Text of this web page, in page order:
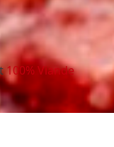
100% Viande